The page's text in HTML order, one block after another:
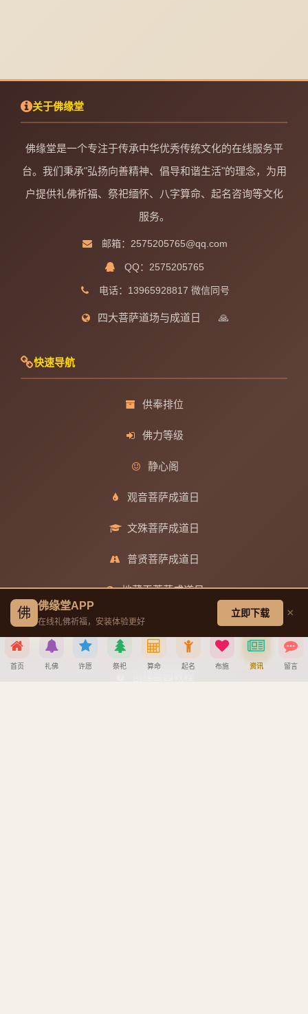
关于佛缘堂
佛缘堂是一个专注于传承中华优秀传统文化的在线服务平
台。我们秉承"弘扬向善精神、倡导和谐生活"的理念，为用
户提供礼佛祈福、祭祀缅怀、八字算命、起名咨询等文化
服务。
邮箱：2575205765@qq.com
QQ：2575205765
电话：13965928817 微信同号
四大菩萨道场与成道日 🙏
快速导航
供奉排位
佛力等级
静心阁
观音菩萨成道日
文殊菩萨成道日
普贤菩萨成道日
地藏王菩萨成道日
帮助中心
佛 佛缘堂APP
在线礼佛祈福，安装体验更好
立即下载 ×
首页 礼佛 许愿 祭祀 算命 起名 布施 资讯 留言